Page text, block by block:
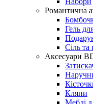
Романтична
Гель
Сіль та
Аксесуари
Кляпи
Меблі